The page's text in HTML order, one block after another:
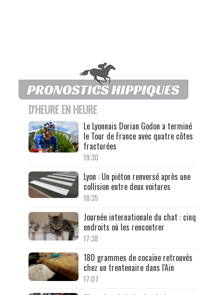
D'HEURE EN HEURE
Le Lyonnais Dorian Godon a terminé
le Tour de France avec quatre côtes
fracturées
19:30
Lyon : Un piéton renversé après une
collision entre deux voitures
18:35
Journée internationale du chat : cinq
endroits où les rencontrer
17:38
180 grammes de cocaïne retrouvés
chez un trentenaire dans l'Ain
17:07